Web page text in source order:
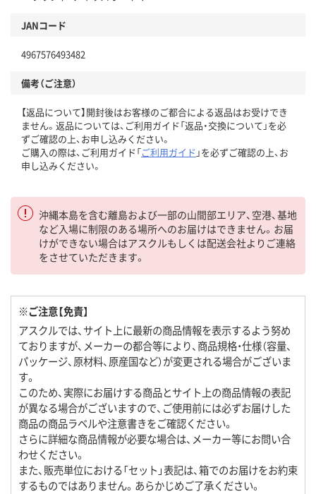
JANコード
4967576493482
備考（ご注意）
【返品について】開封後はお客様のご都合による返品はお受けでき
ません。返品については、ご利用ガイド「返品・交換について」を必
ずご確認の上、お申し込みください。
ご購入の際は、ご利用ガイド「ご利用ガイド 」を必ずご確認の上、お
申し込みください。
沖縄本島を含む離島および一部の山間部エリア、空港、基地
など入場に制限のある場所へのお届けはできません。お届
けができない場合はアスクルもしくは配送会社よりご連絡
をさせていただきます。
※ご注意【免責】
アスクルでは、サイト上に最新の商品情報を表示するよう努め
ておりますが、メーカーの都合等により、商品規格・仕様（容量、
パッケージ、原材料、原産国など）が変更される場合がございま
す。
このため、実際にお届けする商品とサイト上の商品情報の表記
が異なる場合がございますので、ご使用前には必ずお届けした
商品の商品ラベルや注意書きをご確認ください。
さらに詳細な商品情報が必要な場合は、メーカー等にお問い合
わせください。
また、販売単位における「セット」表記は、箱でのお届けをお約束
するものではありません。あらかじめご了承ください。